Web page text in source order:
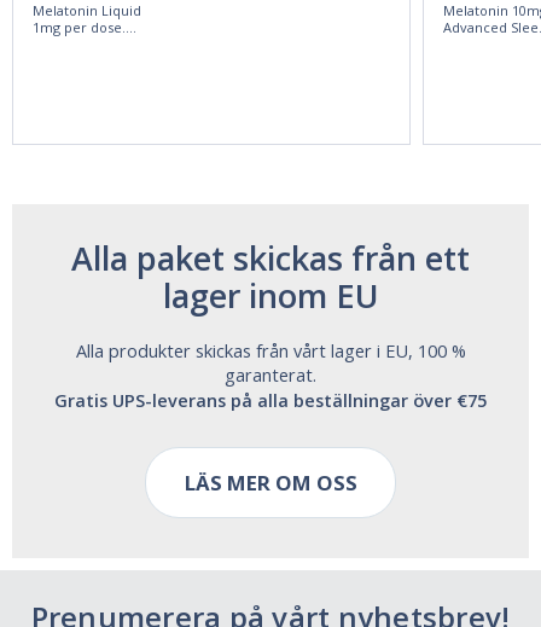
Melatonin Liquid
1mg per dose.
Melatonin
Advanced
Alla paket skickas från ett
lager inom EU
Alla produkter skickas från vårt lager i EU, 100 %
garanterat.
Gratis UPS-leverans på alla beställningar över €75
LÄS MER OM OSS
Prenumerera på vårt nyhetsbrev!